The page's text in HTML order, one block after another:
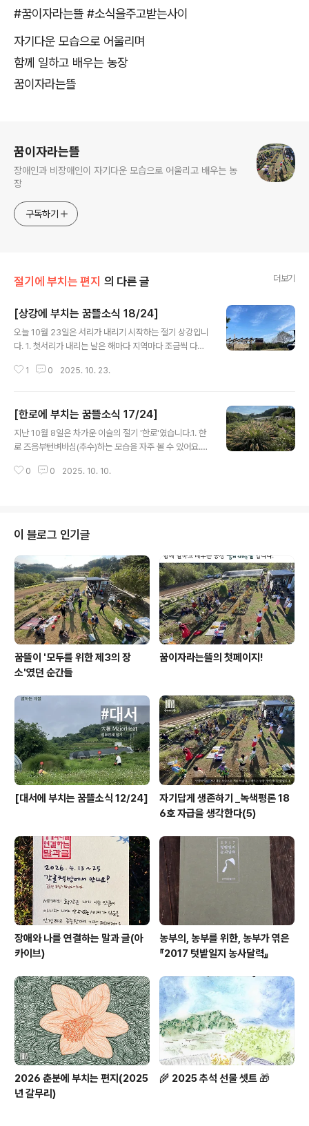
#꿈이자라는뜰 #소식을주고받는사이
자기다운 모습으로 어울리며
함께 일하고 배우는 농장
꿈이자라는뜰
꿈이자라는뜰
장애인과 비장애인이 자기다운 모습으로 어울리고 배우는 농
장
구독하기
절기에 부치는 편지 의 다른 글 더보기
[상강에 부치는 꿈뜰소식 18/24]
오늘 10월 23일은 서리가 내리기 시작하는 절기 상강입니
다. 1. 첫서리가 내리는 날은 해마다 지역마다 조금씩 다릅
음에 서리가 언제 처음 내릴지 주의 깊게 살펴서 수확 날을
날입니다. 가을 햇볕과 바람, 소소한 재미, 다정한 사람들이
기다리고 있으니 따뜻하게 입고 마실 오세요! 10.25.토 11
시~17시 홍동면 운월리 꿈뜰농장 3. 추억을 쌓는 일은 어
의 아름다운 추억, 특히 부모님과 함께한 추억들은 미래에
1 0 2025. 10. 23.
[한로에 부치는 꿈뜰소식 17/24]
지난 10월 8일은 차가운 이슬의 절기 '한로'였습니다.1. 한
로 즈음부턴벼바심(추수)하는 모습을 자주 볼 수 있어요.
고, 이삭을 맺은 벼가 자빠지기 쉽고, 논에 물이 차 있어서
요.2. 『사랑의 노동』 최근 책모임에선 (죽음의 과정을 돕
는) 뱃사공의 임무 편을 읽고 있습니다. 한구절을 소개합니
다.❝죽어가는 과정과 관련해 진짜 이슈는 시민정신에 대한
것이고, 잘 지지받고 사랑받는다는 느낌을 갖게 하는 것입
니다. 타협과 유연성을 발휘해야 하는 면들이 있습니다. 죽
어가는 사람이..
0 0 2025. 10. 10.
이 블로그 인기글
꿈뜰이 '모두를 위한 제3의 장
소'였던 순간들
꿈이자라는뜰의 첫페이지!
[대서에 부치는 꿈뜰소식 12/24]
자기답게 생존하기 _녹색평론 18
6호 자급을 생각한다(5)
장애와 나를 연결하는 말과 글(아
카이브)
농부의, 농부를 위한, 농부가 엮은
『2017 텃밭일지 농사달력』
2026 춘분에 부치는 편지(2025
년 갈무리)
🌾 2025 추석 선물 셋트 🎁